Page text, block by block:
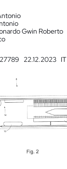
Gwin Roberto
22.12.2023 IT